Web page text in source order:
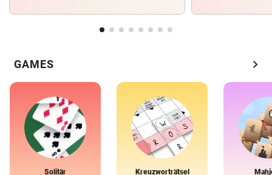
GAMES chevron_right
Solitär Kreuzworträtsel